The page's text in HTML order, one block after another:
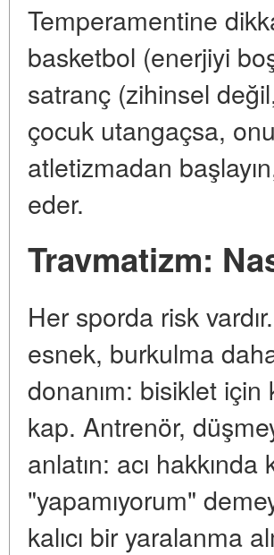
Temperamentine
basketbol (enerjiyi
satranç (zihinsel
çocuk utangaçsa,
atletizmadan
eder.
Travmatizm:
Her sporda risk
esnek, burkulma
donanım: bisiklet
kap. Antrenör,
anlatın: acı
"yapamıyorum"
kalıcı bir yaralanma